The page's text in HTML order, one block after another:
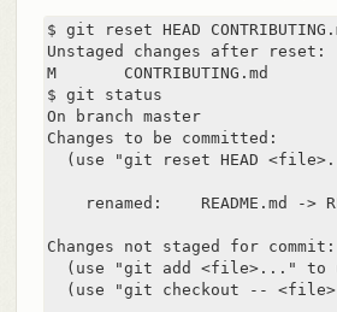
$ git reset HEAD
Unstaged changes after reset:
M	CONTRIBUTING.md
$ git status
On branch master
Changes to be committed:
(use "git reset HEAD
renamed:    README.md ->
Changes not staged for commit:
(use "git add <file>..." to
(use "git checkout --